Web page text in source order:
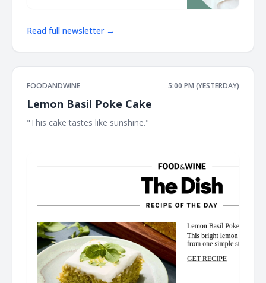
Read full newsletter →
FOODANDWINE 5:00 PM (YESTERDAY)
Lemon Basil Poke Cake
"This cake tastes like sunshine." ‌ ‌ ‌ ‌ ‌ ‌ ‌ ‌ ‌ ‌ ‌ ‌ ‌ ‌ ‌ ‌ ‌ ‌ ‌ ‌ ‌ ‌ ‌ ‌ ‌ ‌ ‌ ‌ ‌ ‌ ‌ ‌ ‌ ‌ ‌ ‌ ‌ ‌